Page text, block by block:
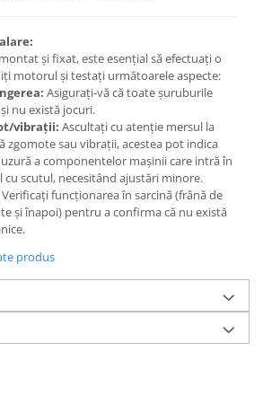
și fixat, este esențial să efectuați o
motorul și testați următoarele aspecte:
Asigurați-vă că toate șuruburile
nu există jocuri.
vibrații: Ascultați cu atenție mersul la
zgomote sau vibrații, acestea pot indica
a componentelor mașinii care intră în
cu scutul, necesitând ajustări minore.
Verificați funcționarea în sarcină (frână de
și înapoi) pentru a confirma că nu există
produs